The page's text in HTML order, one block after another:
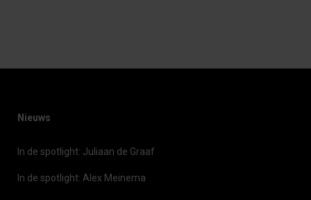
Nieuws
In de spotlight: Juliaan de Graaf
In de spotlight: Alex Meinema